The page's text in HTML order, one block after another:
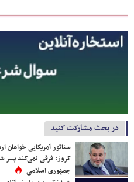
در بحث مشارکت کنید
سناتور آمریکایی
کروز: فرقی نمی‌کند پسر
جمهوری اسلامی